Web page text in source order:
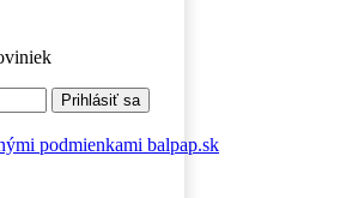
podmienkami balpap.sk